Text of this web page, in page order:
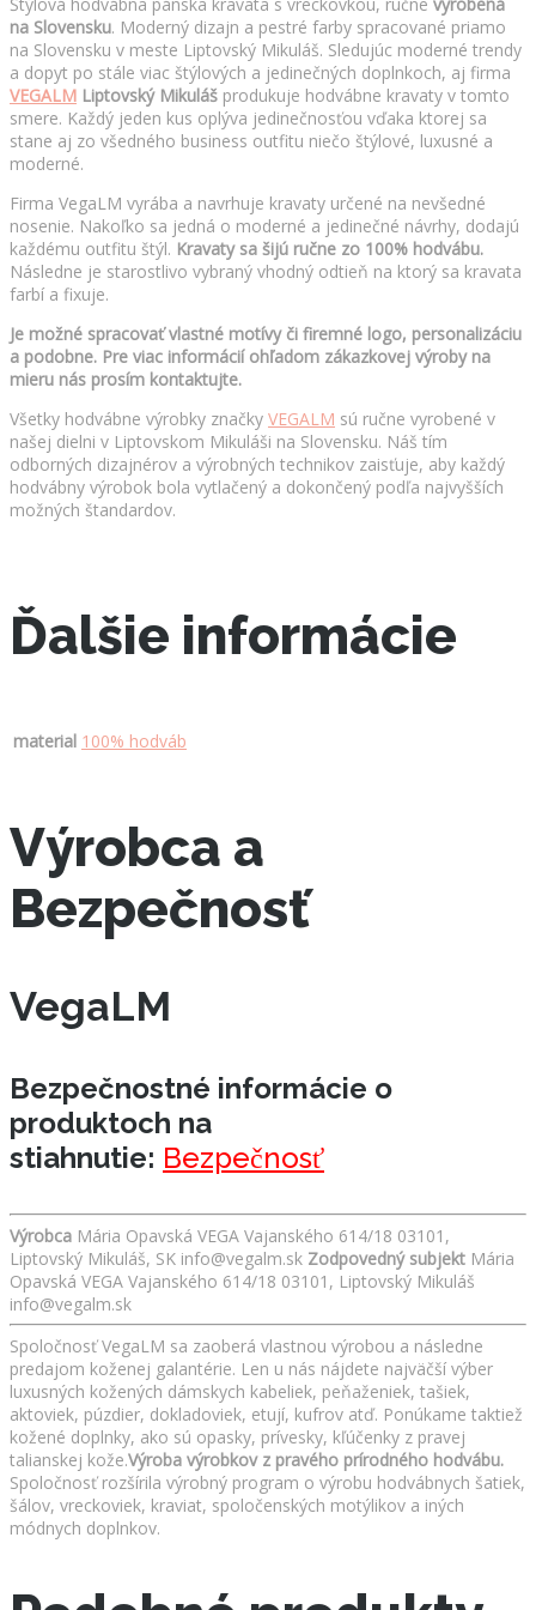
na Slovensku. Moderný dizajn a pestré farby spracované priamo
na Slovensku v meste Liptovský Mikuláš. Sledujúc moderné trendy
a dopyt po stále viac štýlových a jedinečných doplnkoch, aj firma
VEGALM Liptovský Mikuláš produkuje hodvábne kravaty v tomto
smere. Každý jeden kus oplýva jedinečnosťou vďaka ktorej sa
stane aj zo všedného business outfitu niečo štýlové, luxusné a
moderné.
Firma VegaLM vyrába a navrhuje kravaty určené na nevšedné
nosenie. Nakoľko sa jedná o moderné a jedinečné návrhy, dodajú
každému outfitu štýl. Kravaty sa šijú ručne zo 100% hodvábu.
Následne je starostlivo vybraný vhodný odtieň na ktorý sa kravata
farbí a fixuje.
Je možné spracovať vlastné motívy či firemné logo, personalizáciu
a podobne. Pre viac informácií ohľadom zákazkovej výroby na
mieru nás prosím kontaktujte.
Všetky hodvábne výrobky značky VEGALM sú ručne vyrobené v
našej dielni v Liptovskom Mikuláši na Slovensku. Náš tím
odborných dizajnérov a výrobných technikov zaisťuje, aby každý
hodvábny výrobok bola vytlačený a dokončený podľa najvyšších
možných štandardov.
Ďalšie informácie
material 100% hodváb
Výrobca a
Bezpečnosť
VegaLM
Bezpečnostné informácie o
produktoch na
stiahnutie: Bezpečnosť
Výrobca Mária Opavská VEGA Vajanského 614/18 03101,
Liptovský Mikuláš, SK info@vegalm.sk Zodpovedný subjekt Mária
Opavská VEGA Vajanského 614/18 03101, Liptovský Mikuláš
info@vegalm.sk
Spoločnosť VegaLM sa zaoberá vlastnou výrobou a následne
predajom koženej galantérie. Len u nás nájdete najväčší výber
luxusných kožených dámskych kabeliek, peňaženiek, tašiek,
aktoviek, púzdier, dokladoviek, etují, kufrov atď. Ponúkame taktiež
kožené doplnky, ako sú opasky, prívesky, kľúčenky z pravej
talianskej kože.Výroba výrobkov z pravého prírodného hodvábu.
Spoločnosť rozšírila výrobný program o výrobu hodvábnych šatiek,
šálov, vreckoviek, kraviat, spoločenských motýlikov a iných
módnych doplnkov.